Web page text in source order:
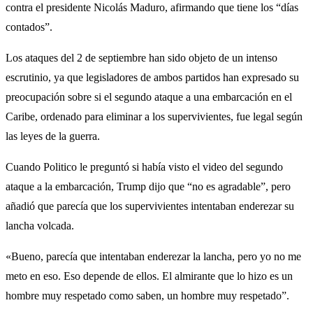
contra el presidente Nicolás Maduro, afirmando que tiene los “días
contados”.
Los ataques del 2 de septiembre han sido objeto de un intenso
escrutinio, ya que legisladores de ambos partidos han expresado su
preocupación sobre si el segundo ataque a una embarcación en el
Caribe, ordenado para eliminar a los supervivientes, fue legal según
las leyes de la guerra.
Cuando Politico le preguntó si había visto el video del segundo
ataque a la embarcación, Trump dijo que “no es agradable”, pero
añadió que parecía que los supervivientes intentaban enderezar su
lancha volcada.
«Bueno, parecía que intentaban enderezar la lancha, pero yo no me
meto en eso. Eso depende de ellos. El almirante que lo hizo es un
hombre muy respetado como saben, un hombre muy respetado”.